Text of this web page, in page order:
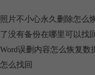
照片不小心永久删除怎么
了没有备份在哪里可以找
Word误删内容怎么恢复数
怎么找回